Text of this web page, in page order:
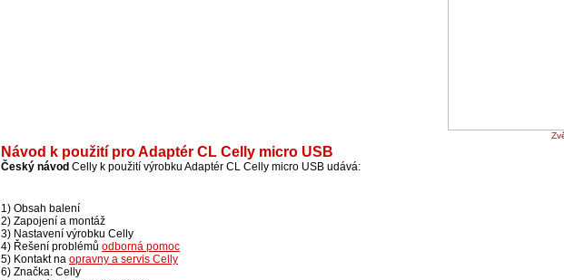
Návod k použití pro Adaptér CL Celly micro USB
Český návod Celly k použití výrobku Adaptér CL Celly micro USB udává:
1) Obsah balení
2) Zapojení a montáž
3) Nastavení výrobku Celly
4) Řešení problémů odborná pomoc
5) Kontakt na opravny a servis Celly
6) Značka: Celly